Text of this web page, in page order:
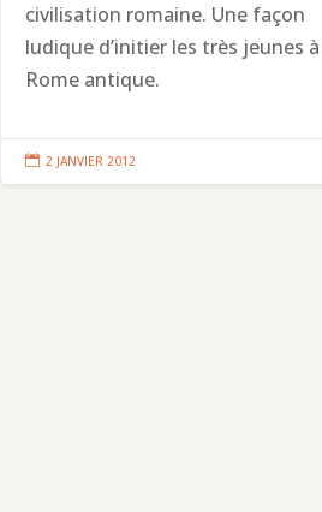
civilisation romaine. Une façon
ludique d’initier les très jeunes
Rome antique.
 2 JANVIER 2012